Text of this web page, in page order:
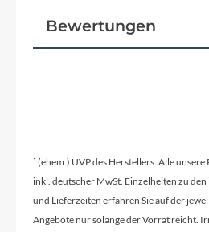
Bewertungen
¹ (ehem.) UVP des Herstellers. Alle
inkl. deutscher MwSt. Einzelheiten zu
und Lieferzeiten erfahren Sie auf der
Angebote nur solange der Vorrat reicht.